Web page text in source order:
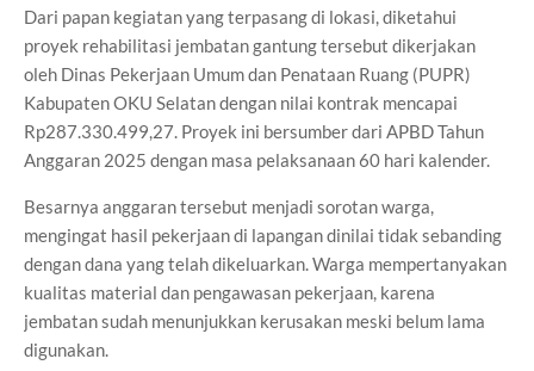
Dari papan kegiatan yang terpasang di lokasi, diketahui
proyek rehabilitasi jembatan gantung tersebut dikerjakan
oleh Dinas Pekerjaan Umum dan Penataan Ruang (PUPR)
Kabupaten OKU Selatan dengan nilai kontrak mencapai
Rp287.330.499,27. Proyek ini bersumber dari APBD Tahun
Anggaran 2025 dengan masa pelaksanaan 60 hari kalender.
Besarnya anggaran tersebut menjadi sorotan warga,
mengingat hasil pekerjaan di lapangan dinilai tidak sebanding
dengan dana yang telah dikeluarkan. Warga mempertanyakan
kualitas material dan pengawasan pekerjaan, karena
jembatan sudah menunjukkan kerusakan meski belum lama
digunakan.